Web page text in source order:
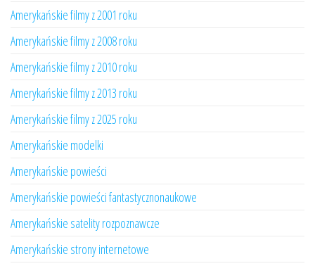
Amerykańskie filmy z 2001 roku
Amerykańskie filmy z 2008 roku
Amerykańskie filmy z 2010 roku
Amerykańskie filmy z 2013 roku
Amerykańskie filmy z 2025 roku
Amerykańskie modelki
Amerykańskie powieści
Amerykańskie powieści fantastycznonaukowe
Amerykańskie satelity rozpoznawcze
Amerykańskie strony internetowe